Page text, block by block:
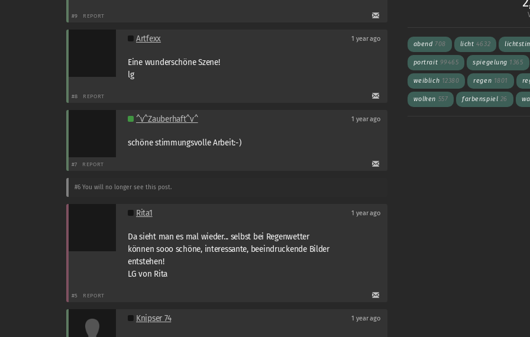
#9 REPORT
Artfexx 1 year ago
Eine wunderschöne Szene!
lg
#8 REPORT
^v^Zauberhaft^v^ 1 year ago
schöne stimmungsvolle Arbeit:-)
#7 REPORT
#6 You will no longer see this post.
Rita1 1 year ago
Da sieht man es mal wieder... selbst bei Regenwetter
können sooo schöne, interessante, beeindruckende Bilder
entstehen!
LG von Rita
#5 REPORT
Knipser 74 1 year ago
abend 708 licht 4632
portrait 99465 spiegelung 1365
weiblich 12380 regen 1801
wolken 557 farbenspiel 26